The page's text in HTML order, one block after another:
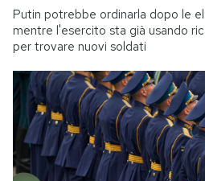
Putin potrebbe ordinarla dopo le
mentre l'esercito sta già usando
per trovare nuovi soldati